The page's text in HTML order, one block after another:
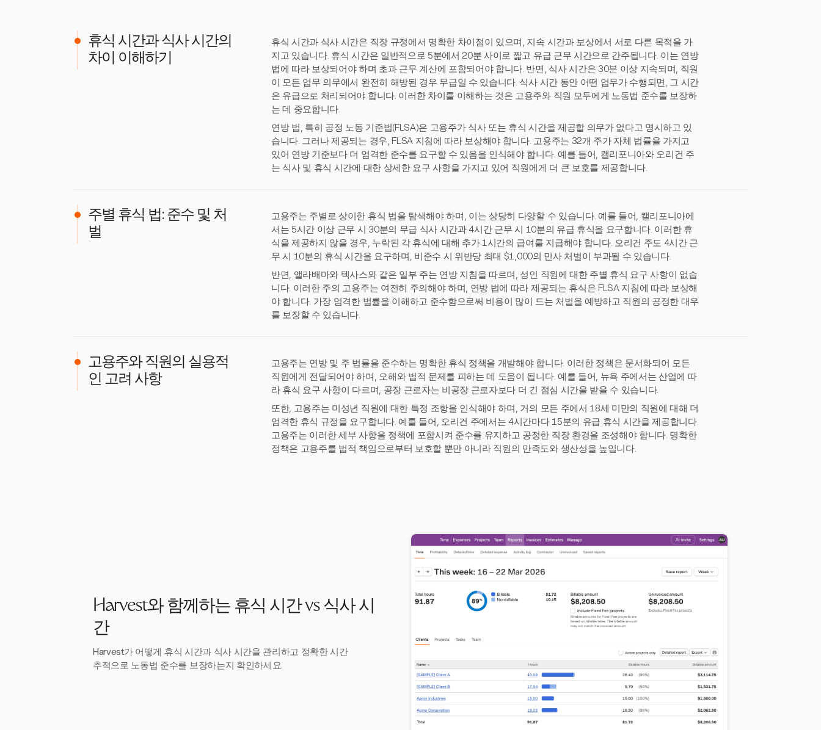
휴식 시간과 식사 시간의
차이 이해하기
휴식 시간과 식사 시간은 직장 규정에서 명확한 차이점이 있으며, 지속 시간과 보상에서 서로 다른 목적을 가
지고 있습니다. 휴식 시간은 일반적으로 5분에서 20분 사이로 짧고 유급 근무 시간으로 간주됩니다. 이는 연방
법에 따라 보상되어야 하며 초과 근무 계산에 포함되어야 합니다. 반면, 식사 시간은 30분 이상 지속되며, 직원
이 모든 업무 의무에서 완전히 해방된 경우 무급일 수 있습니다. 식사 시간 동안 어떤 업무가 수행되면, 그 시간
은 유급으로 처리되어야 합니다. 이러한 차이를 이해하는 것은 고용주와 직원 모두에게 노동법 준수를 보장하
는 데 중요합니다.
연방 법, 특히 공정 노동 기준법(FLSA)은 고용주가 식사 또는 휴식 시간을 제공할 의무가 없다고 명시하고 있
습니다. 그러나 제공되는 경우, FLSA 지침에 따라 보상해야 합니다. 고용주는 32개 주가 자체 법률을 가지고
있어 연방 기준보다 더 엄격한 준수를 요구할 수 있음을 인식해야 합니다. 예를 들어, 캘리포니아와 오리건 주
는 식사 및 휴식 시간에 대한 상세한 요구 사항을 가지고 있어 직원에게 더 큰 보호를 제공합니다.
주별 휴식 법: 준수 및 처
벌
고용주는 주별로 상이한 휴식 법을 탐색해야 하며, 이는 상당히 다양할 수 있습니다. 예를 들어, 캘리포니아에
서는 5시간 이상 근무 시 30분의 무급 식사 시간과 4시간 근무 시 10분의 유급 휴식을 요구합니다. 이러한 휴
식을 제공하지 않을 경우, 누락된 각 휴식에 대해 추가 1시간의 급여를 지급해야 합니다. 오리건 주도 4시간 근
무 시 10분의 휴식 시간을 요구하며, 비준수 시 위반당 최대 $1,000의 민사 처벌이 부과될 수 있습니다.
반면, 앨라배마와 텍사스와 같은 일부 주는 연방 지침을 따르며, 성인 직원에 대한 주별 휴식 요구 사항이 없습
니다. 이러한 주의 고용주는 여전히 주의해야 하며, 연방 법에 따라 제공되는 휴식은 FLSA 지침에 따라 보상해
야 합니다. 가장 엄격한 법률을 이해하고 준수함으로써 비용이 많이 드는 처벌을 예방하고 직원의 공정한 대우
를 보장할 수 있습니다.
고용주와 직원의 실용적
인 고려 사항
고용주는 연방 및 주 법률을 준수하는 명확한 휴식 정책을 개발해야 합니다. 이러한 정책은 문서화되어 모든
직원에게 전달되어야 하며, 오해와 법적 문제를 피하는 데 도움이 됩니다. 예를 들어, 뉴욕 주에서는 산업에 따
라 휴식 요구 사항이 다르며, 공장 근로자는 비공장 근로자보다 더 긴 점심 시간을 받을 수 있습니다.
또한, 고용주는 미성년 직원에 대한 특정 조항을 인식해야 하며, 거의 모든 주에서 18세 미만의 직원에 대해 더
엄격한 휴식 규정을 요구합니다. 예를 들어, 오리건 주에서는 4시간마다 15분의 유급 휴식 시간을 제공합니다.
고용주는 이러한 세부 사항을 정책에 포함시켜 준수를 유지하고 공정한 직장 환경을 조성해야 합니다. 명확한
정책은 고용주를 법적 책임으로부터 보호할 뿐만 아니라 직원의 만족도와 생산성을 높입니다.
Harvest와 함께하는 휴식 시간 vs 식사 시
간
Harvest가 어떻게 휴식 시간과 식사 시간을 관리하고 정확한 시간
추적으로 노동법 준수를 보장하는지 확인하세요.